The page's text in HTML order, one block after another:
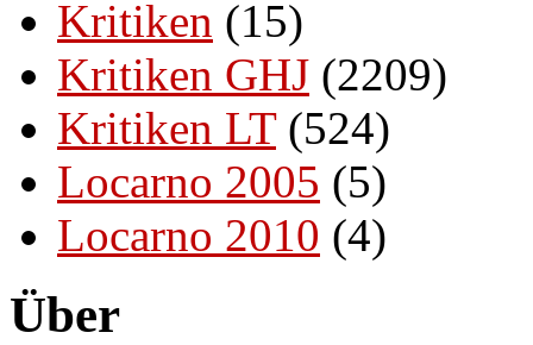
Kritiken (15)
Kritiken GHJ (2209)
Kritiken LT(524)
Locarno 2005 (5)
Locarno 2010 (4)
Über